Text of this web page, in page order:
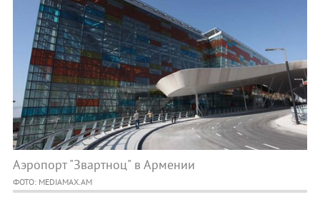
Аэропорт "Звартноц" в Армении
ФОТО: MEDIAMAX.AM